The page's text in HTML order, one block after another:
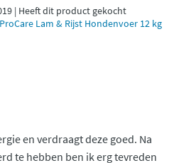
| Heeft dit product gekocht
Lam & Rijst Hondenvoer 12 kg
en verdraagt deze goed. Na
te hebben ben ik erg tevreden